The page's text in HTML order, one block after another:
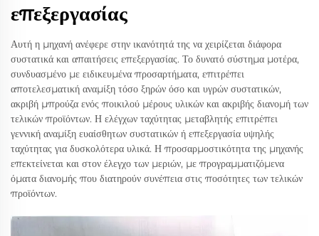
επεξεργασίας
Αυτή η μηχανή ανέφερε στην ικανότητά της να χειρίζεται διάφορα
συστατικά και απαιτήσεις επεξεργασίας. Το δυνατό σύστημα μοτέρα,
συνδυασμένο με ειδικευμένα προσαρτήματα, επιτρέπει
αποτελεσματική αναμίξη τόσο ξηρών όσο και υγρών συστατικών,
ακριβή μπρούζα ενός ποικιλού μέρους υλικών και ακριβής διανομή των
τελικών προϊόντων. Η ελέγχων ταχύτητας μεταβλητής επιτρέπει
γεννική αναμίξη ευαίσθητων συστατικών ή επεξεργασία υψηλής
ταχύτητας για δυσκολότερα υλικά. Η προσαρμοστικότητα της μηχανής
επεκτείνεται και στον έλεγχο των μεριών, με προγραμματιζόμενα
όματα διανομής που διατηρούν συνέπεια στις ποσότητες των τελικών
προϊόντων.